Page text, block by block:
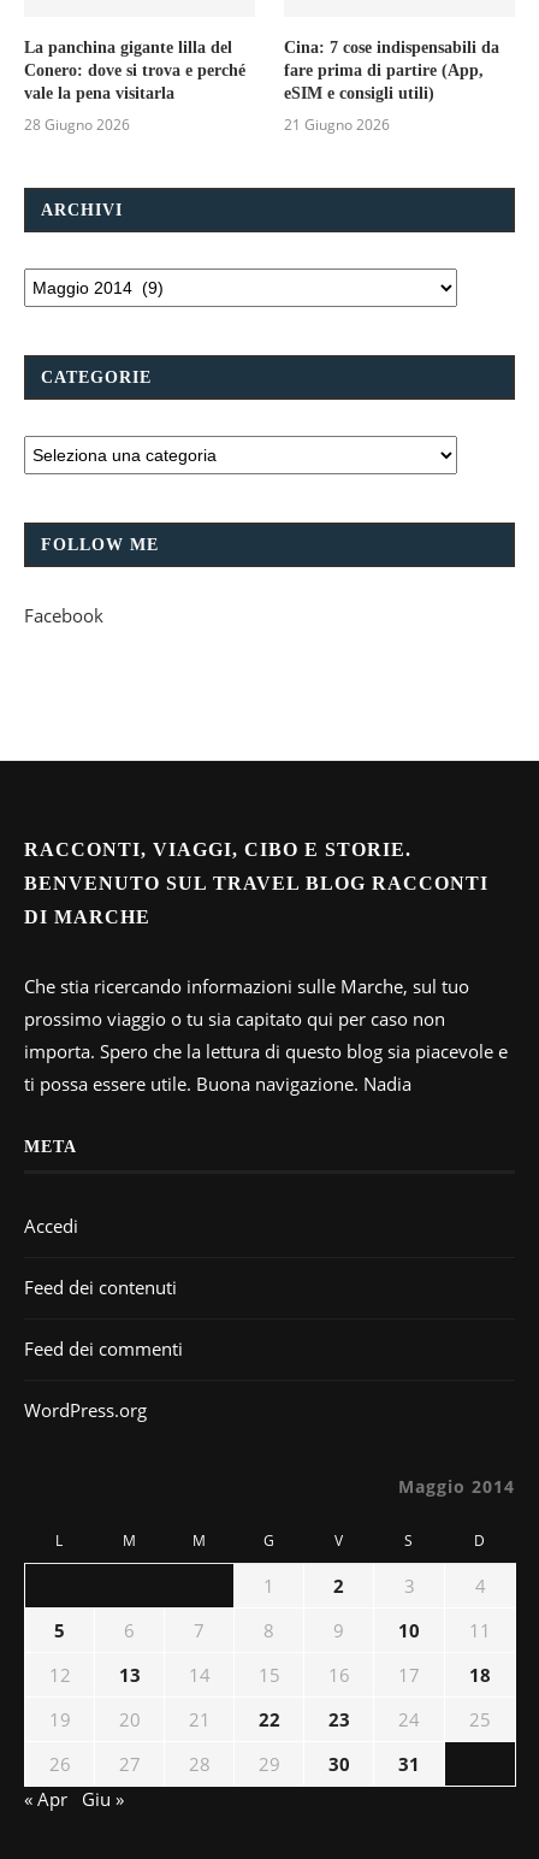
La panchina gigante lilla del
Conero: dove si trova e perché
vale la pena visitarla
28 Giugno 2026
Cina: 7 cose indispensabili da
fare prima di partire (App,
eSIM e consigli utili)
21 Giugno 2026
ARCHIVI
CATEGORIE
FOLLOW ME
Facebook
RACCONTI, VIAGGI, CIBO E STORIE.
BENVENUTO SUL TRAVEL BLOG RACCONTI
DI MARCHE
Che stia ricercando informazioni sulle Marche, sul tuo
prossimo viaggio o tu sia capitato qui per caso non
importa. Spero che la lettura di questo blog sia piacevole e
ti possa essere utile. Buona navigazione. Nadia
META
Accedi
Feed dei contenuti
Feed dei commenti
WordPress.org
Maggio 2014
L M M G V S D
1 2 3
4
5
6 7 8 9 10
11
12
13 14 15 16 17
18
19
20 21 22 23 24
25
26
27 28 29 30
31
« Apr
Giu »